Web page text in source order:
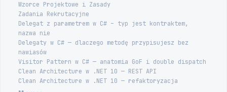
Wzorce Projektowe i Zasady
Zadania Rekrutacyjne
Delegat z parametrem w C# – typ jest kontraktem,
nazwa nie
Delegaty w C# — dlaczego metodę przypisujesz bez
nawiasów
Visitor Pattern w C# — anatomia GoF i double dispatch
Clean Architecture w .NET 10 — REST API
Clean Architecture w .NET 10 — refaktoryzacja